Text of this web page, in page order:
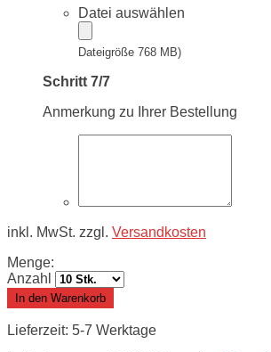
Datei auswählen
Dateigröße 768 MB)
Schritt 7/7
Anmerkung zu Ihrer Bestellung
inkl. MwSt. zzgl. Versandkosten
Menge:
Anzahl
In den Warenkorb
Lieferzeit: 5-7 Werktage